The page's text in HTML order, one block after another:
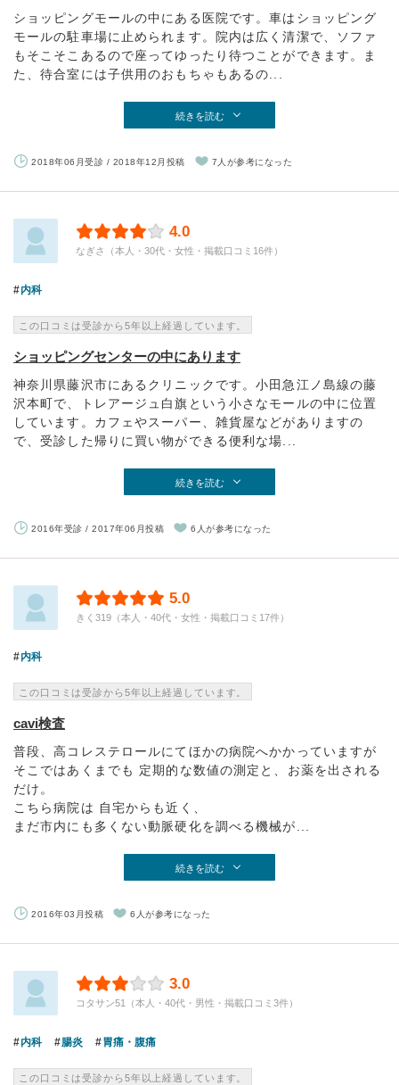
ショッピングモールの中にある医院です。車はショッピング
モールの駐車場に止められます。院内は広く清潔で、ソファ
もそこそこあるので座ってゆったり待つことができます。ま
た、待合室には子供用のおもちゃもあるの...
続きを読む
2018年06月受診 / 2018年12月投稿 7人が参考になった
4.0
なぎさ（本人・30代・女性・掲載口コミ16件）
内科
この口コミは受診から5年以上経過しています。
ショッピングセンターの中にあります
神奈川県藤沢市にあるクリニックです。小田急江ノ島線の藤
沢本町で、トレアージュ白旗という小さなモールの中に位置
しています。カフェやスーパー、雑貨屋などがありますの
で、受診した帰りに買い物ができる便利な場...
続きを読む
2016年受診 / 2017年06月投稿 6人が参考になった
5.0
きく319（本人・40代・女性・掲載口コミ17件）
内科
この口コミは受診から5年以上経過しています。
cavi検査
普段、高コレステロールにてほかの病院へかかっていますが
そこではあくまでも 定期的な数値の測定と、お薬を出される
だけ。
こちら病院は 自宅からも近く、
まだ市内にも多くない動脈硬化を調べる機械が...
続きを読む
2016年03月投稿 6人が参考になった
3.0
コタサン51（本人・40代・男性・掲載口コミ3件）
内科 腸炎 胃痛・腹痛
この口コミは受診から5年以上経過しています。